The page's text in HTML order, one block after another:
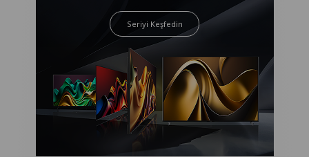
Seriyi Keşfedin